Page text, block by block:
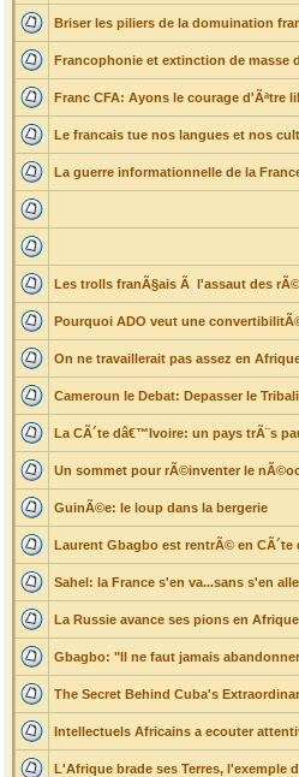
Briser les piliers de la domuination
Francophonie et extinction de masse
Franc CFA: Ayons le courage d'Ãªtre
Le francais tue nos langues et nos
La guerre informationnelle de la
Les trolls franÃ§ais Ã l'assaut des
Pourquoi ADO veut une
On ne travaillerait pas assez en
Cameroun le Debat: Depasser le
La CÃ´te dâ€™Ivoire: un pays trÃ¨s
Un sommet pour rÃ©inventer le
GuinÃ©e: le loup dans la bergerie
Laurent Gbagbo est rentrÃ© en CÃ´te
Sahel: la France s'en va...sans s'en
La Russie avance ses pions en Afrique
Gbagbo: "Il ne faut jamais
The Secret Behind Cuba's
Intellectuels Africains a ecouter
L'Afrique brade ses Terres, l'exemple